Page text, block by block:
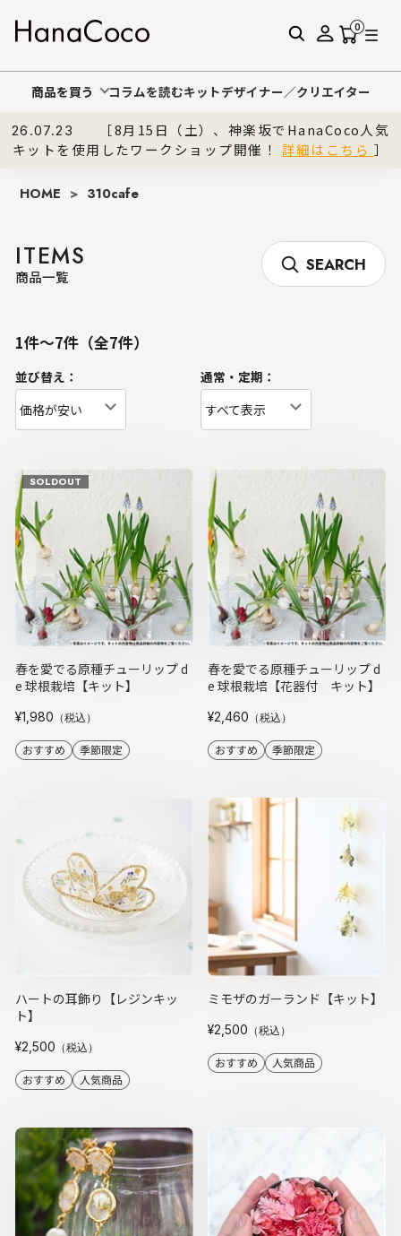
0
商品を買う コラムを読むキットデザイナー／クリエイター
26.07.23
［8月15日（土）、神楽坂でHanaCoco人気
キットを使用したワークショップ開催！ 詳細はこちら ］
HOME > 310cafe
ITEMS
商品一覧
SEARCH
1件～7件（全7件）
並び替え：
価格が安い
通常・定期：
すべて表示
SOLDOUT
春を愛でる原種チューリップ d
e 球根栽培【キット】
¥1,980 （税込）
春を愛でる原種チューリップ d
e 球根栽培【花器付 キット】
¥2,460 （税込）
ハートの耳飾り【レジンキッ
ト】
¥2,500 （税込）
ミモザのガーランド【キット】
¥2,500 （税込）